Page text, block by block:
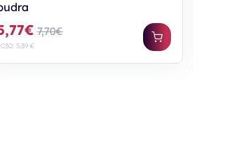
7,70€
5,39 €